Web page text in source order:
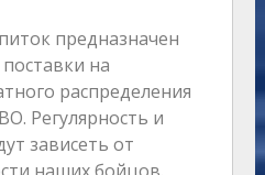
предназначен
на
распределения
Регулярность и
зависеть от